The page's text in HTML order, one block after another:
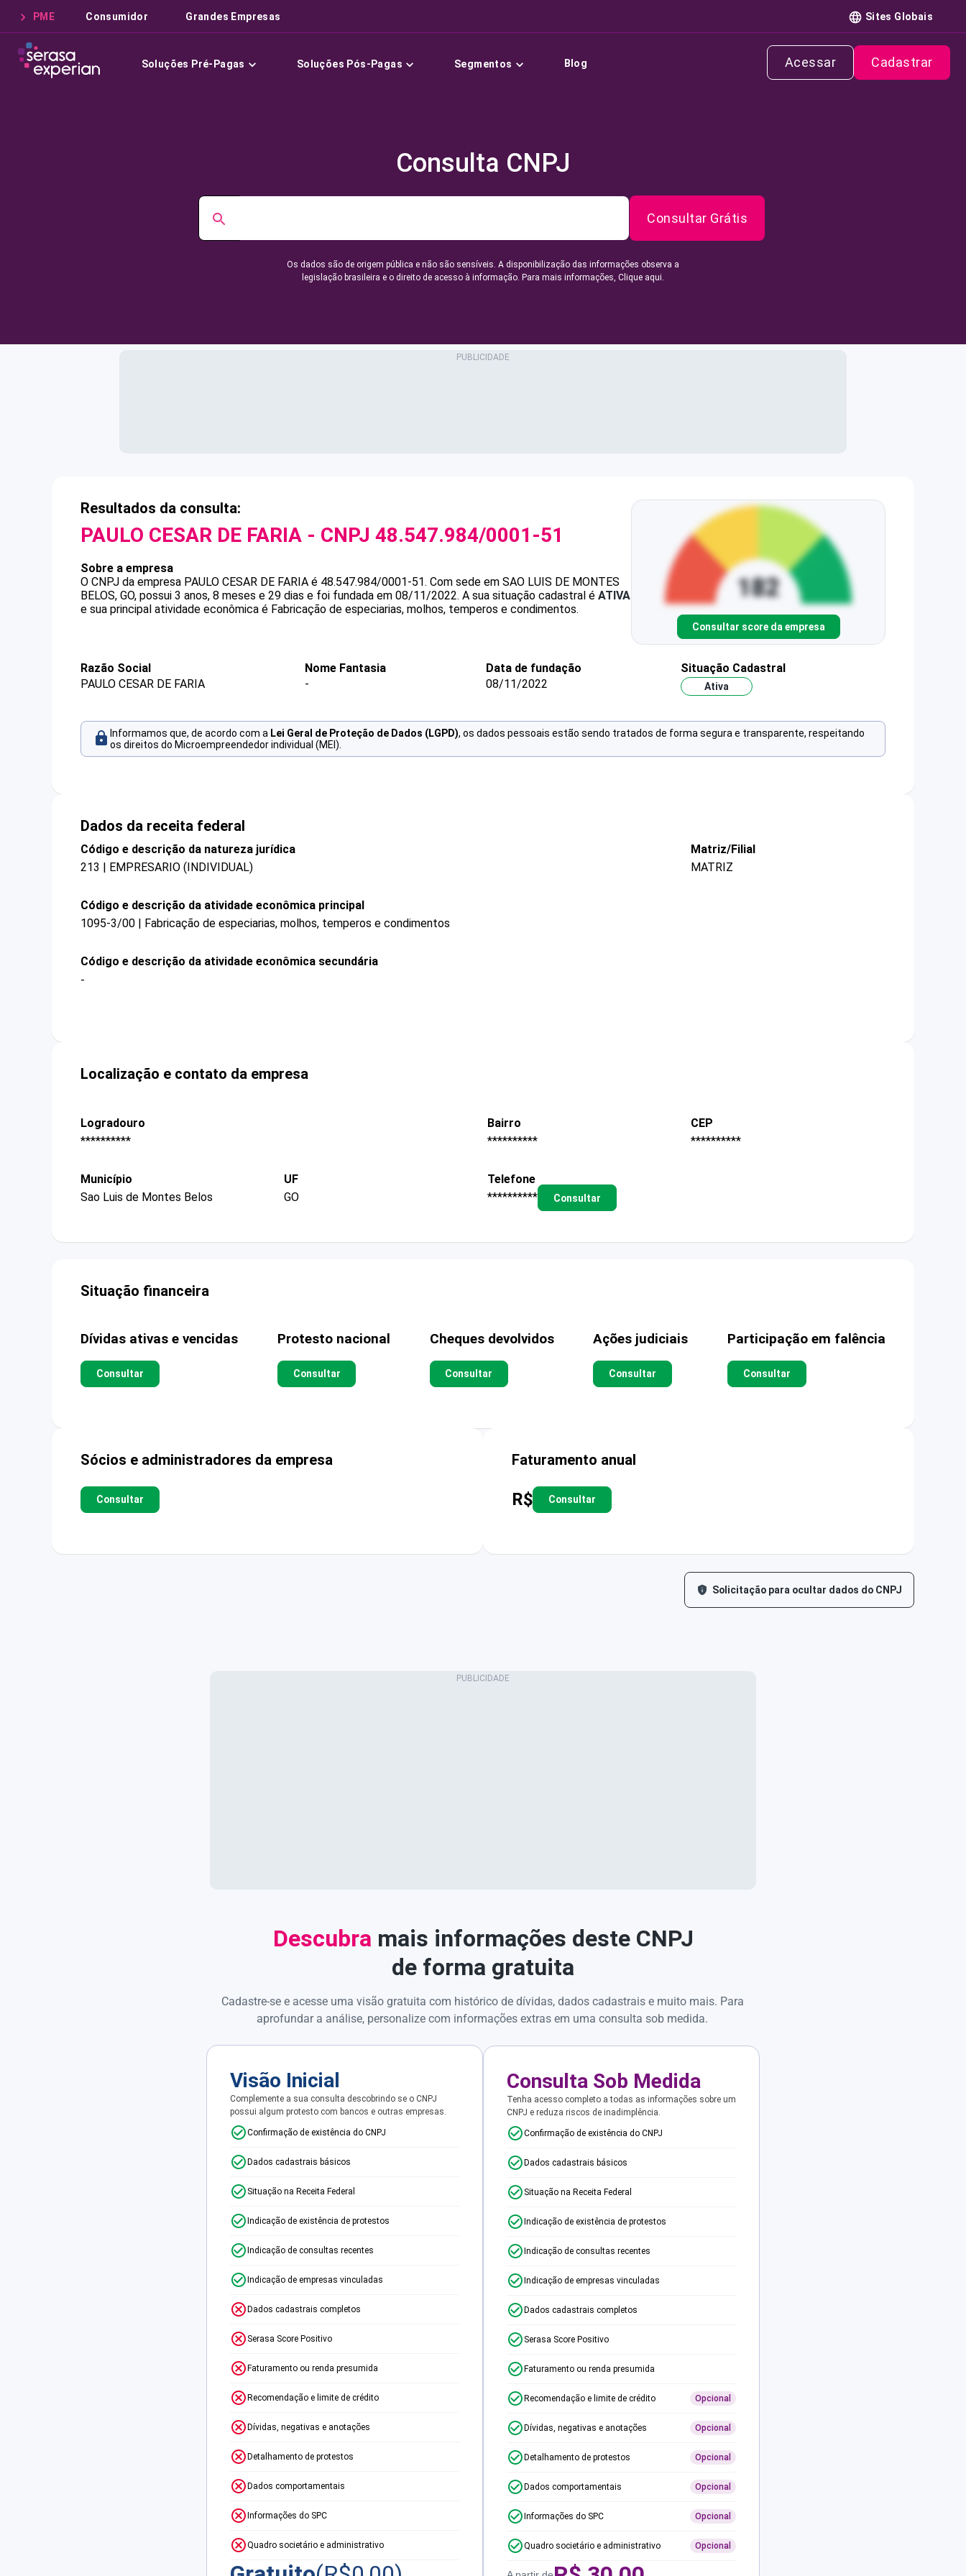
PME Consumidor Grandes Empresas Sites Globais
Soluções Pré-Pagas Soluções Pós-Pagas Segmentos Blog Acessar Cadastrar
Consulta CNPJ
Consultar Grátis
Os dados são de origem pública e não são sensíveis. A disponibilização das informações observa a
legislação brasileira e o direito de acesso à informação. Para mais informações, Clique aqui.
Resultados da consulta:
PAULO CESAR DE FARIA - CNPJ 48.547.984/0001-51
Sobre a empresa
O CNPJ da empresa PAULO CESAR DE FARIA é 48.547.984/0001-51. Com sede em SAO LUIS DE MONTES
BELOS, GO, possui 3 anos, 8 meses e 29 dias e foi fundada em 08/11/2022. A sua situação cadastral é ATIVA
e sua principal atividade econômica é Fabricação de especiarias, molhos, temperos e condimentos.
Consultar score da empresa
Razão Social
PAULO CESAR DE FARIA
Nome Fantasia
-
Data de fundação
08/11/2022
Situação Cadastral
Ativa
Informamos que, de acordo com a Lei Geral de Proteção de Dados (LGPD), os dados pessoais estão sendo tratados de forma segura e transparente, respeitando
os direitos do Microempreendedor individual (MEI).
Dados da receita federal
Código e descrição da natureza jurídica
213 | EMPRESARIO (INDIVIDUAL)
Matriz/Filial
MATRIZ
Código e descrição da atividade econômica principal
1095-3/00 | Fabricação de especiarias, molhos, temperos e condimentos
Código e descrição da atividade econômica secundária
-
Localização e contato da empresa
Logradouro
**********
Bairro
**********
CEP
**********
Município
Sao Luis de Montes Belos
UF
GO
Telefone
**********
Consultar
Situação financeira
Dívidas ativas e vencidas
Consultar
Protesto nacional
Consultar
Cheques devolvidos
Consultar
Ações judiciais
Consultar
Participação em falência
Consultar
Sócios e administradores da empresa
Consultar
Faturamento anual
R$ Consultar
Solicitação para ocultar dados do CNPJ
Descubra mais informações deste CNPJ
de forma gratuita
Cadastre-se e acesse uma visão gratuita com histórico de dívidas, dados cadastrais e muito mais. Para
aprofundar a análise, personalize com informações extras em uma consulta sob medida.
Visão Inicial
Complemente a sua consulta descobrindo se o CNPJ
possui algum protesto com bancos e outras empresas.
Confirmação de existência do CNPJ
Dados cadastrais básicos
Situação na Receita Federal
Indicação de existência de protestos
Indicação de consultas recentes
Indicação de empresas vinculadas
Dados cadastrais completos
Serasa Score Positivo
Faturamento ou renda presumida
Recomendação e limite de crédito
Dívidas, negativas e anotações
Detalhamento de protestos
Dados comportamentais
Informações do SPC
Quadro societário e administrativo
Consulta Sob Medida
Tenha acesso completo a todas as informações sobre um
CNPJ e reduza riscos de inadimplência.
Confirmação de existência do CNPJ
Dados cadastrais básicos
Situação na Receita Federal
Indicação de existência de protestos
Indicação de consultas recentes
Indicação de empresas vinculadas
Dados cadastrais completos
Serasa Score Positivo
Faturamento ou renda presumida
Recomendação e limite de crédito Opcional
Dívidas, negativas e anotações Opcional
Detalhamento de protestos Opcional
Dados comportamentais Opcional
Informações do SPC Opcional
Quadro societário e administrativo Opcional